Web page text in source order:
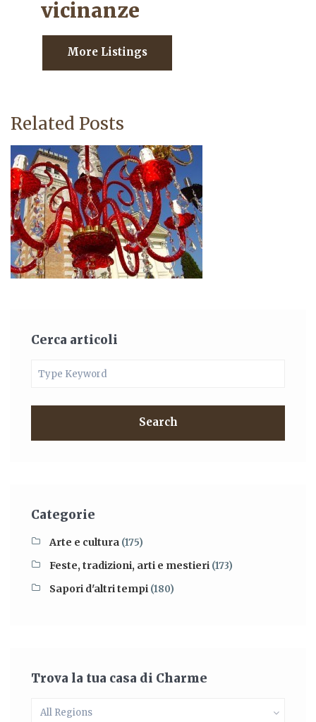
vicinanze
More Listings
Related Posts
Cerca articoli
Search
Categorie
Arte e cultura (175)
Feste, tradizioni, arti e mestieri (173)
Sapori d'altri tempi (180)
Trova la tua casa di Charme
All Regions